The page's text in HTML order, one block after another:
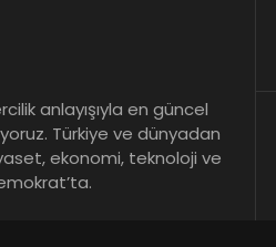
anlayışıyla en güncel
Türkiye ve dünyadan
ekonomi, teknoloji ve